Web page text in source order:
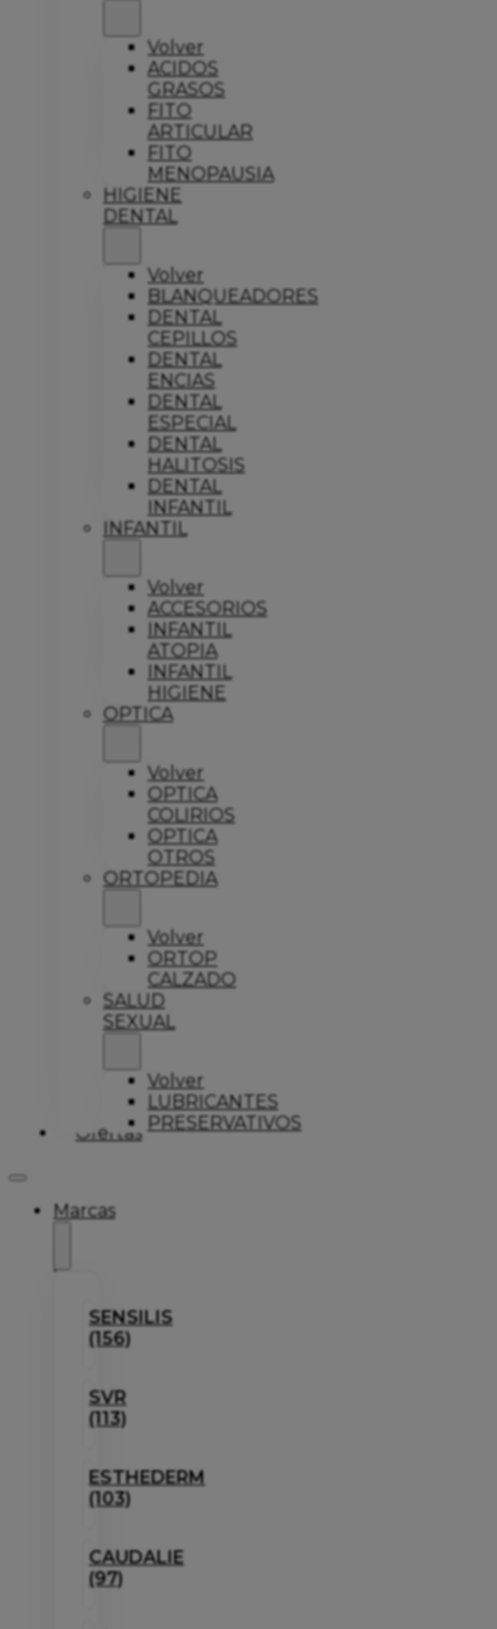
Volver
ACIDOS
GRASOS
FITO
ARTICULAR
FITO
MENOPAUSIA
HIGIENE
DENTAL
Volver
BLANQUEADORES
DENTAL
CEPILLOS
DENTAL
ENCIAS
DENTAL
ESPECIAL
DENTAL
HALITOSIS
DENTAL
INFANTIL
INFANTIL
Volver
ACCESORIOS
INFANTIL
ATOPIA
INFANTIL
HIGIENE
OPTICA
Volver
OPTICA
COLIRIOS
OPTICA
OTROS
ORTOPEDIA
Volver
ORTOP
CALZADO
SALUD
SEXUAL
Volver
LUBRICANTES
PRESERVATIVOS
Ofertas
Marcas
SENSILIS
(156)
SVR
(113)
ESTHEDERM
(103)
CAUDALIE
(97)